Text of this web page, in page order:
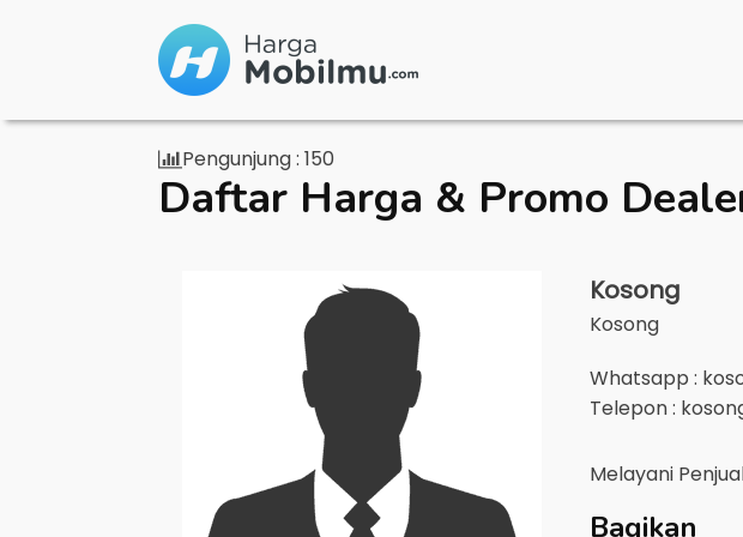
Pengunjung : 150
Daftar Harga & Promo
Kosong
Kosong
Whatsapp :
Telepon :
Melayani
Bagikan